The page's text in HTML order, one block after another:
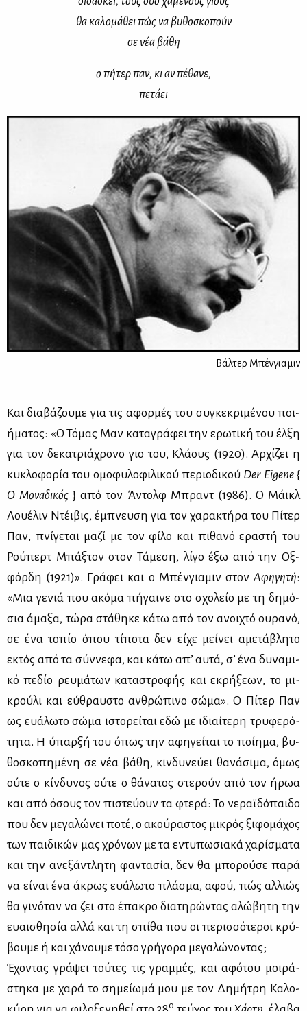
θα κα­λο­μά­θει πώς να βυ­θο­σκο­πούν
σε νέα βά­θη
ο πή­τερ παν, κι αν πέ­θα­νε,
πε­τά­ει
Βάλτερ Μπένγιαμιν
Και δια­βά­ζου­με για τις αφορ­μές του συ­γκε­κρι­μέ­νου ποι­
ή­μα­τος: «Ο Τό­μας Μαν κα­τα­γρά­φει την ερω­τι­κή του έλ­ξη
για τον δε­κα­τριά­χρο­νο γιο του, Κλά­ους (1920). Αρ­χί­ζει η
κυ­κλο­φο­ρία του ομο­φυ­λο­φι­λι­κού πε­ριο­δι­κού DerEigene{
Ο Μο­να­δι­κός } από τον Άντολφ Μπραντ (1986). Ο Μάικλ
Λου­έ­λιν Ντέι­βις, έμπνευ­ση για τον χα­ρα­κτή­ρα του Πί­τερ
Παν, πνί­γε­ται μα­ζί με τον φί­λο και πι­θα­νό ερα­στή του
Ρού­περτ Μπάξ­τον στον Τά­με­ση, λί­γο έξω από την Οξ­
φόρ­δη (1921)». Γρά­φει και ο Μπέν­για­μιν στον Αφη­γη­τή:
«Μια γε­νιά που ακό­μα πή­γαι­νε στο σχο­λείο με τη δη­μό­
σια άμα­ξα, τώ­ρα στά­θη­κε κά­τω από τον ανοι­χτό ου­ρα­νό,
σε ένα το­πίο όπου τί­πο­τα δεν εί­χε μεί­νει αμε­τά­βλη­το
εκτός από τα σύν­νε­φα, και κά­τω απ’ αυ­τά, σ’ ένα δυ­να­μι­
κό πε­δίο ρευ­μά­των κα­τα­στρο­φής και εκρή­ξε­ων, το μι­
κρού­λι και εύ­θραυ­στο αν­θρώ­πι­νο σώ­μα». Ο Πί­τερ Παν
ως ευά­λω­το σώ­μα ιστο­ρεί­ται εδώ με ιδιαί­τε­ρη τρυ­φε­ρό­
τη­τα. Η ύπαρ­ξή του όπως την αφη­γεί­ται το ποί­η­μα, βυ­
θο­σκο­πη­μέ­νη σε νέα βά­θη, κιν­δυ­νεύ­ει θα­νά­σι­μα, όμως
ού­τε ο κίν­δυ­νος ού­τε ο θά­να­τος στε­ρούν από τον ήρωα
και από όσους τον πι­στεύ­ουν τα φτε­ρά: Το νε­ραϊ­δό­παι­δο
που δεν με­γα­λώ­νει πο­τέ, ο ακού­ρα­στος μι­κρός ξι­φο­μά­χος
των παι­δι­κών μας χρό­νων με τα εντυ­πω­σια­κά χα­ρί­σμα­τα
και την ανε­ξά­ντλη­τη φα­ντα­σία, δεν θα μπο­ρού­σε πα­ρά
να εί­ναι ένα άκρως ευά­λω­το πλά­σμα, αφού, πώς αλ­λιώς
θα γι­νό­ταν να ζει στο έπα­κρο δια­τη­ρώ­ντας αλώ­βη­τη την
ευαι­σθη­σία αλ­λά και τη σπί­θα που οι πε­ρισ­σό­τε­ροι κρύ­
βου­με ή και χά­νου­με τό­σο γρή­γο­ρα με­γα­λώ­νο­ντας;
Έχο­ντας γρά­ψει τού­τες τις γραμ­μές, και αφό­του μοι­ρά­
στη­κα με χα­ρά το ση­μεί­ω­μά μου με τον Δη­μή­τρη Κα­λο­
ο